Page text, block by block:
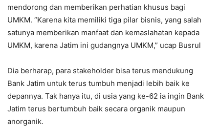
mendorong dan memberikan perhatian khusus bagi
UMKM. “Karena kita memiliki tiga pilar bisnis, yang salah
satunya memberikan manfaat dan kemaslahatan kepada
UMKM, karena Jatim ini gudangnya UMKM,” ucap Busrul
Dia berharap, para stakeholder bisa terus mendukung
Bank Jatim untuk terus tumbuh menjadi lebih baik ke
depannya. Tak hanya itu, di usia yang ke-62 ia ingin Bank
Jatim terus bertumbuh baik secara organik maupun
anorganik.